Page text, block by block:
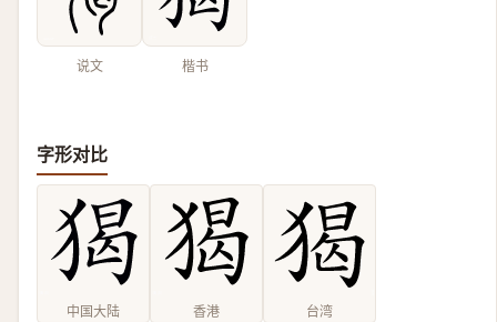
说文 楷书
字形对比
中国大陆 香港 台湾